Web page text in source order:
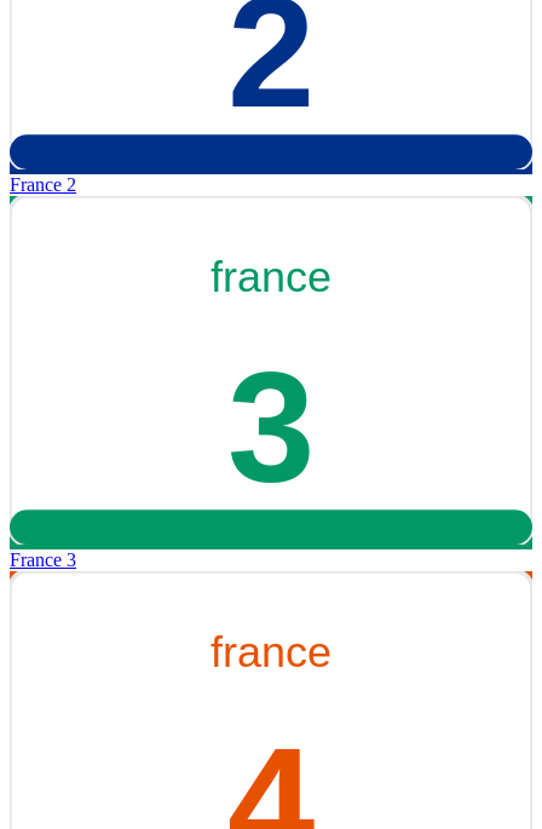
France 2
France 3